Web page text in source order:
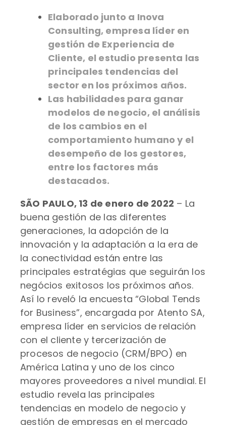
Elaborado junto a Inova
Consulting, empresa líder en
gestión de Experiencia de
Cliente, el estudio presenta las
principales tendencias del
sector en los próximos años.
Las habilidades para ganar
modelos de negocio, el análisis
de los cambios en el
comportamiento humano y el
desempeño de los gestores,
entre los factores más
destacados.
SÃO PAULO, 13 de enero de 2022 – La
buena gestión de las diferentes
generaciones, la adopción de la
innovación y la adaptación a la era de
la conectividad están entre las
principales estratégias que seguirán los
negócios exitosos los próximos años.
Así lo reveló la encuesta “Global Tends
for Business”, encargada por Atento SA,
empresa líder en servicios de relación
con el cliente y tercerización de
procesos de negocio (CRM/BPO) en
América Latina y uno de los cinco
mayores proveedores a nivel mundial. El
estudio revela las principales
tendencias en modelo de negocio y
gestión de empresas en el mercado